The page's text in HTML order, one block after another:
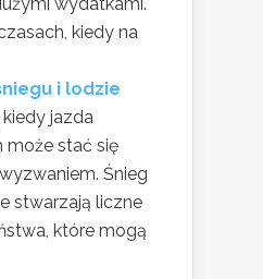
kiedy na
i lodzie
jazda
może stać się
Śnieg
stwarzają liczne
które mogą